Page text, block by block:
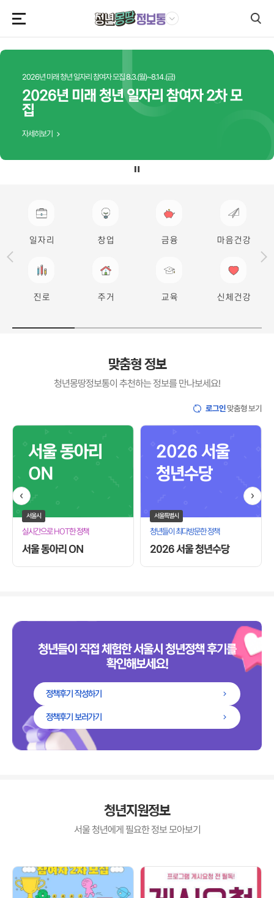
일 자 리
진 로
창 업
주 거
금 융
교 육
마 음 건 강
신 체 건 강
2026년 미래 청년 일자리 참여자 모집 8.3.(월)~8.14.(금)
2026년 미래 청년 일자리 참여자 2차 모
집
자세히보기
맞춤형 정보
청년몽땅정보통이 추천하는 정보를 만나보세요!
로그인맞춤형 보기
서울 동아리
ON
서울시
실시간으로 HOT한 정책
서울 동아리 ON
2026 서울
청년수당
서울특별시
청년들이 최다방문한 정책
2026 서울 청년수당
청년들이 직접 체험한 서울시 청년정책 후기를
확인해보세요!
정책후기 작성하기
정책후기 보러가기
청년지원정보
서울 청년에게 필요한 정보 모아보기
전
체
탭